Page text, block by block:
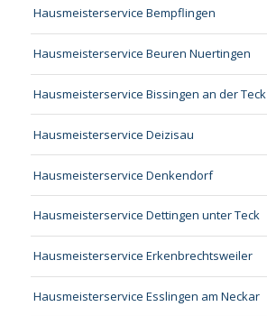
Hausmeisterservice Bempflingen
Hausmeisterservice Beuren Nuertingen
Hausmeisterservice Bissingen an der Teck
Hausmeisterservice Deizisau
Hausmeisterservice Denkendorf
Hausmeisterservice Dettingen unter Teck
Hausmeisterservice Erkenbrechtsweiler
Hausmeisterservice Esslingen am Neckar